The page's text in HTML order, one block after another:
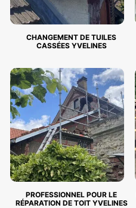
CHANGEMENT DE TUILES
CASSÉES YVELINES
PROFESSIONNEL POUR LE
RÉPARATION DE TOIT YVELINES